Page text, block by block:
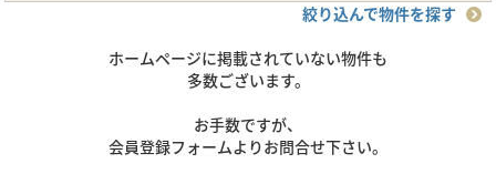
絞り込んで物件を探す
ホームページに掲載されていない物件も
多数ございます。
お手数ですが、
会員登録フォームよりお問合せ下さい。